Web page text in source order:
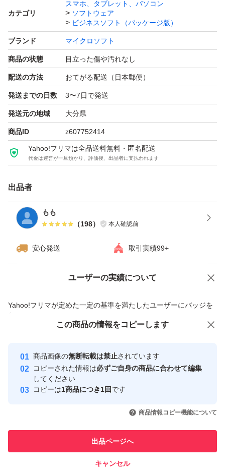
カテゴリ
スマホ、タブレット、パソコン
ソフトウェア
ビジネスソフト（パッケージ版）
ブランド マイクロソフト
商品の状態 目立った傷や汚れなし
配送の方法 おてがる配送（日本郵便）
発送までの日数 3〜7日で発送
発送元の地域 大分県
商品ID z607752414
Yahoo!フリマは全品送料無料・匿名配送
代金は運営が一旦預かり、評価後、出品者に支払われます
出品者
もも
（198） 本人確認前
安心発送 取引実績99+
ユーザーの実績について
Yahoo!フリマが定めた一定の基準を満たしたユーザーにバッジを
付与しています
安心取引出品者
心・安全なユーザーです
取引実績
引を完了させた実績があります
での取引実績があります
価格の相談 商品への質問
この商品の情報をコピーします
商品画像の無断転載は禁止されています
コピーされた情報は必ずご自身の商品に合わせて編集
してください
コピーは1商品につき1回です
商品情報コピー機能について
出品ページへ
キャンセル
この商品をみている人にオススメ